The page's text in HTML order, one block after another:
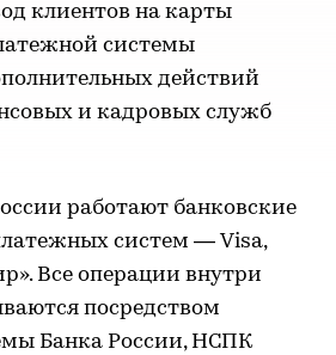
клиентов на карты
системы
действий
и кадровых служб
работают банковские
систем — Visa,
Все операции внутри
посредством
Банка России, НСПК